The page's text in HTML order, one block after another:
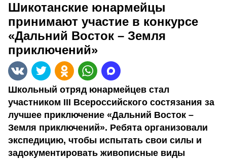
Шикотанские юнармейцы
принимают участие в конкурсе
«Дальний Восток – Земля
приключений»
Школьный отряд юнармейцев стал
участником III Всероссийского состязания за
лучшее приключение «Дальний Восток –
Земля приключений». Ребята организовали
экспедицию, чтобы испытать свои силы и
задокументировать живописные виды